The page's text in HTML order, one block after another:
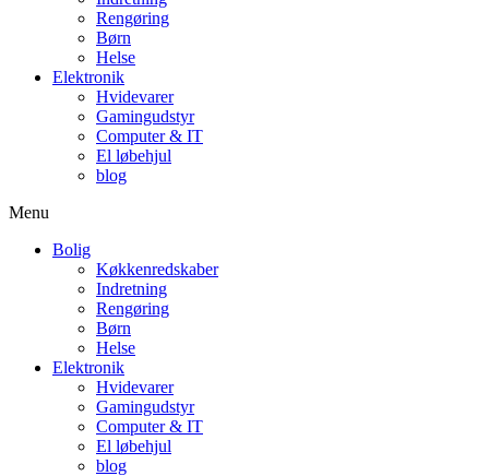
Rengøring
Børn
Helse
Elektronik
Hvidevarer
Gamingudstyr
Computer & IT
El løbehjul
blog
Menu
Bolig
Køkkenredskaber
Indretning
Rengøring
Børn
Helse
Elektronik
Hvidevarer
Gamingudstyr
Computer & IT
El løbehjul
blog